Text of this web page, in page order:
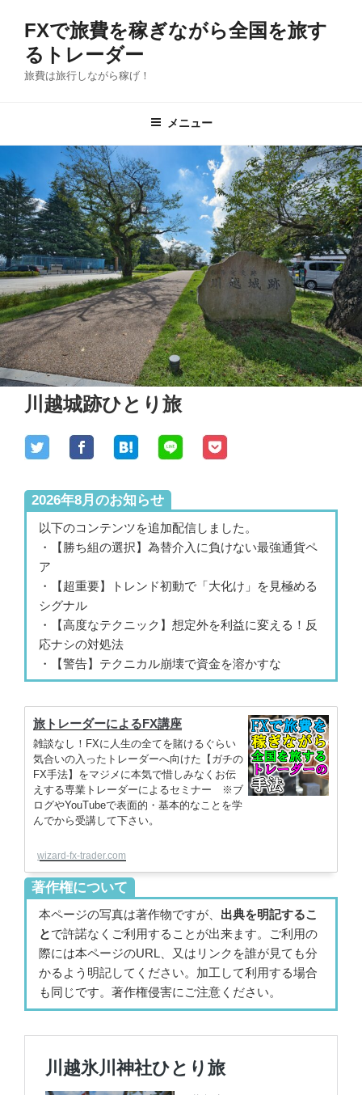
キ
プ
FXで旅費を稼ぎながら全国を旅す
るトレーダー
旅費は旅行しながら稼げ！
メニュー
川越城跡ひとり旅
2026年8月のお知らせ
以下のコンテンツを追加配信しました。
・【勝ち組の選択】為替介入に負けない最強通貨ペ
ア
・【超重要】トレンド初動で「大化け」を見極める
シグナル
・【高度なテクニック】想定外を利益に変える！反
応ナシの対処法
・【警告】テクニカル崩壊で資金を溶かすな
旅トレーダーによるFX講座
雑談なし！FXに人生の全てを賭けるぐらい
気合いの入ったトレーダーへ向けた【ガチの
FX手法】をマジメに本気で惜しみなくお伝
えする専業トレーダーによるセミナー ※ブ
ログやYouTubeで表面的・基本的なことを学
んでから受講して下さい。
wizard-fx-trader.com
著作権について
本ページの写真は著作物ですが、 出典を明記するこ
とで許諾なくご利用することが出来ます。ご利用の
際には本ページのURL、又はリンクを誰が見ても分
かるよう明記してください。加工して利用する場合
も同じです。著作権侵害にご注意ください。